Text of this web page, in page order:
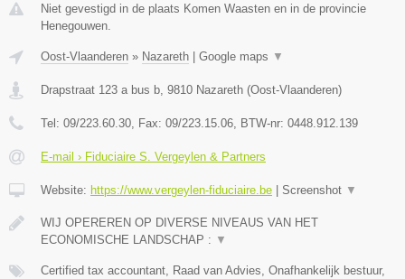
Niet gevestigd in de plaats Komen Waasten en in de provincie
Henegouwen.
Oost-Vlaanderen » Nazareth Google maps ▼
Drapstraat 123 a bus b, 9810 Nazareth (Oost-Vlaanderen)
Tel: 09/223.60.30, Fax: 09/223.15.06, BTW-nr: 0448.912.139
E-mail › Fiduciaire S. Vergeylen & Partners
Website: https://www.vergeylen-fiduciaire.be Screenshot ▼
WIJ OPEREREN OP DIVERSE NIVEAUS VAN HET
ECONOMISCHE LANDSCHAP : ▼
Certified tax accountant, Raad van Advies, Onafhankelijk bestuur,